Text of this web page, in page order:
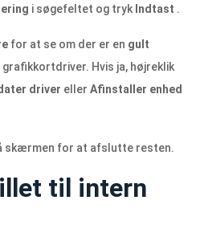
i søgefeltet og tryk Indtast .
for at se om der er en gult
Hvis ja, højreklik
driver eller Afinstaller enhed
skærmen for at afslutte resten.
til intern